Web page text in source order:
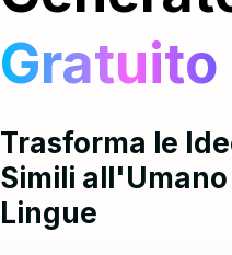
Gratuito
Trasforma le
Simili all'Umano
Lingue